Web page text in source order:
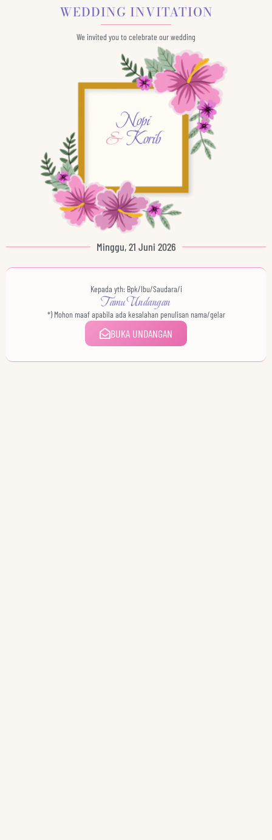
WEDDING INVITATION
We invited you to celebrate our wedding
Nopi
&Korib
Minggu, 21 Juni 2026
Kepada yth: Bpk/Ibu/Saudara/i
Tamu Undangan
*) Mohon maaf apabila ada kesalahan penulisan nama/gelar
BUKA UNDANGAN